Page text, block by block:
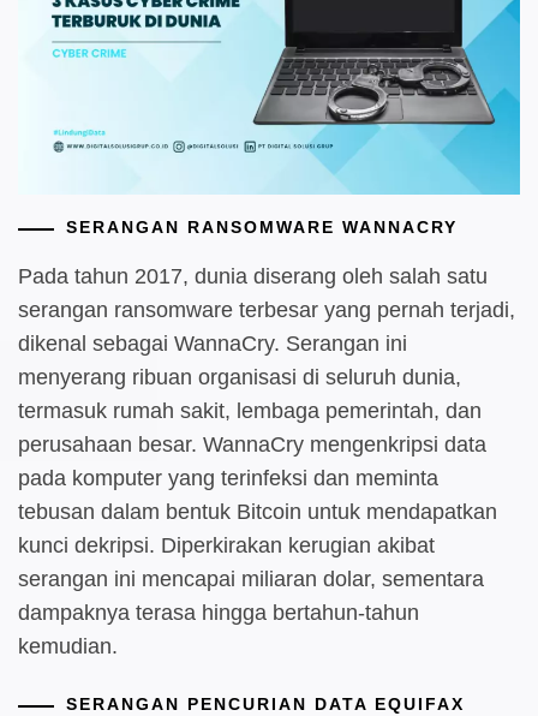
SERANGAN RANSOMWARE WANNACRY
Pada tahun 2017, dunia diserang oleh salah satu
serangan ransomware terbesar yang pernah terjadi,
dikenal sebagai WannaCry. Serangan ini
menyerang ribuan organisasi di seluruh dunia,
termasuk rumah sakit, lembaga pemerintah, dan
perusahaan besar. WannaCry mengenkripsi data
pada komputer yang terinfeksi dan meminta
tebusan dalam bentuk Bitcoin untuk mendapatkan
kunci dekripsi. Diperkirakan kerugian akibat
serangan ini mencapai miliaran dolar, sementara
dampaknya terasa hingga bertahun-tahun
kemudian.
SERANGAN PENCURIAN DATA EQUIFAX